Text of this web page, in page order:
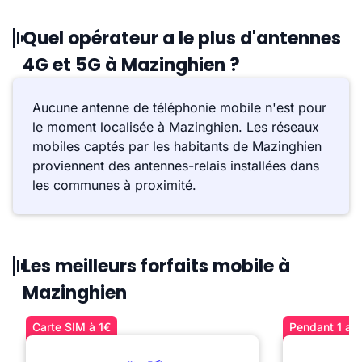
Quel opérateur a le plus d'antennes
4G et 5G à Mazinghien ?
Aucune antenne de téléphonie mobile n'est pour
le moment localisée à Mazinghien. Les réseaux
mobiles captés par les habitants de Mazinghien
proviennent des antennes-relais installées dans
les communes à proximité.
Les meilleurs forfaits mobile à
Mazinghien
Carte SIM à 1€ Pendant 1